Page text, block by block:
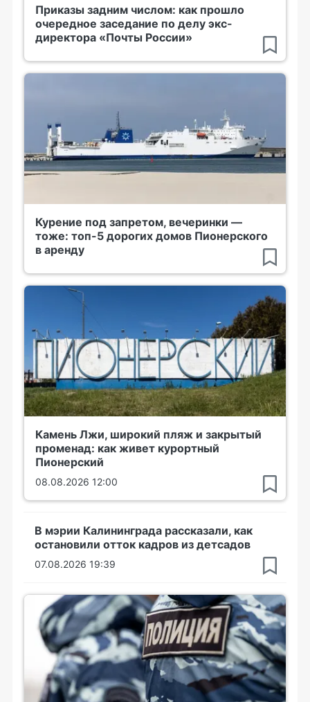
Приказы задним числом: как прошло
очередное заседание по делу экс-
директора «Почты России»
Курение под запретом, вечеринки —
тоже: топ-5 дорогих домов Пионерского
в аренду
Камень Лжи, широкий пляж и закрытый
променад: как живет курортный
Пионерский
08.08.2026 12:00
В мэрии Калининграда рассказали, как
остановили отток кадров из детсадов
07.08.2026 19:39